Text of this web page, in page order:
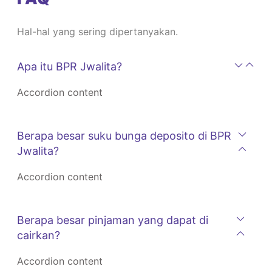
Hal-hal yang sering dipertanyakan.
Apa itu BPR Jwalita?
Accordion content
Berapa besar suku bunga deposito di BPR
Jwalita?
Accordion content
Berapa besar pinjaman yang dapat di
cairkan?
Accordion content